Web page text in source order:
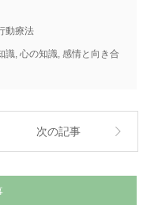
動療法
識,心の知識,感情と向き合
次の記事